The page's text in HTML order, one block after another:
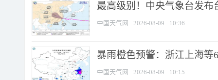
最高级别！中央气象台发布
中国天气网 2026-08-09 10:36
暴雨橙色预警：浙江上海等
中国天气网 2026-08-09 10:15